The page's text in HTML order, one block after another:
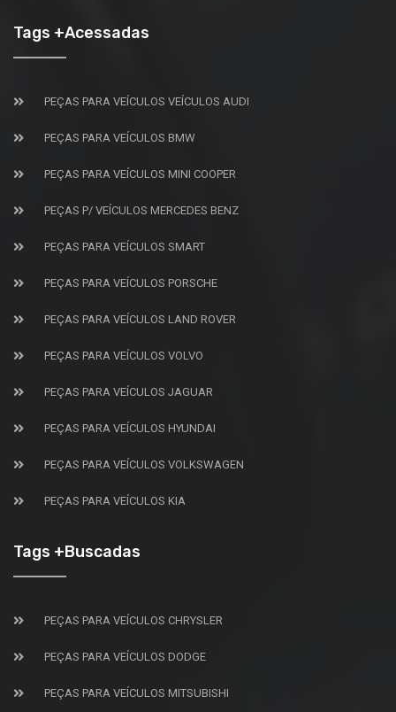
Tags +Acessadas
PEÇAS PARA VEÍCULOS VEÍCULOS AUDI
PEÇAS PARA VEÍCULOS BMW
PEÇAS PARA VEÍCULOS MINI COOPER
PEÇAS P/ VEÍCULOS MERCEDES BENZ
PEÇAS PARA VEÍCULOS SMART
PEÇAS PARA VEÍCULOS PORSCHE
PEÇAS PARA VEÍCULOS LAND ROVER
PEÇAS PARA VEÍCULOS VOLVO
PEÇAS PARA VEÍCULOS JAGUAR
PEÇAS PARA VEÍCULOS HYUNDAI
PEÇAS PARA VEÍCULOS VOLKSWAGEN
PEÇAS PARA VEÍCULOS KIA
Tags +Buscadas
PEÇAS PARA VEÍCULOS CHRYSLER
PEÇAS PARA VEÍCULOS DODGE
PEÇAS PARA VEÍCULOS MITSUBISHI